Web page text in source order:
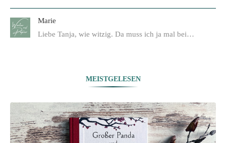
Marie
Liebe Tanja, wie witzig. Da muss ich ja mal bei…
MEISTGELESEN